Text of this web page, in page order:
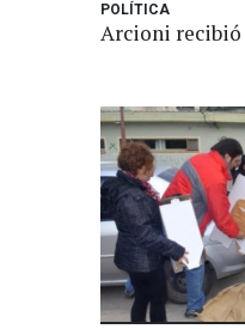
POLÍTICA
Arcioni recibió